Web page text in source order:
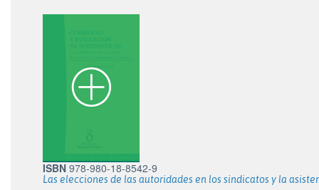
ISBN 978-980-18-8542-9
Las elecciones de las autoridades en los sindicatos y la